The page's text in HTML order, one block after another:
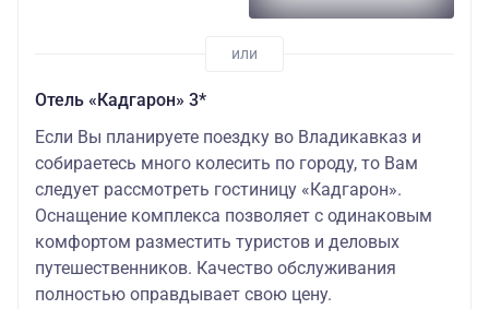
Отель «Кадгарон» 3*
Если Вы планируете поездку во Владикавказ и
собираетесь много колесить по городу, то Вам
следует рассмотреть гостиницу «Кадгарон».
Оснащение комплекса позволяет с одинаковым
комфортом разместить туристов и деловых
путешественников. Качество обслуживания
полностью оправдывает свою цену.